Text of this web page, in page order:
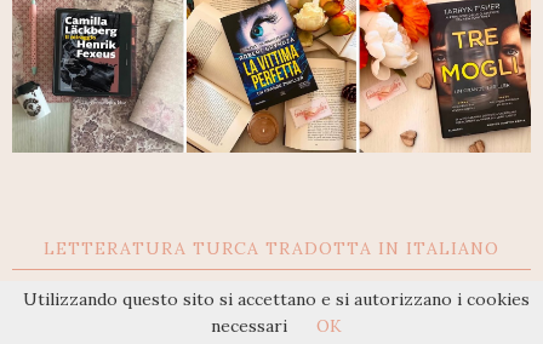
LETTERATURA TURCA TRADOTTA IN ITALIANO
Utilizzando questo sito si accettano e si autorizzano i cookies
necessari
OK